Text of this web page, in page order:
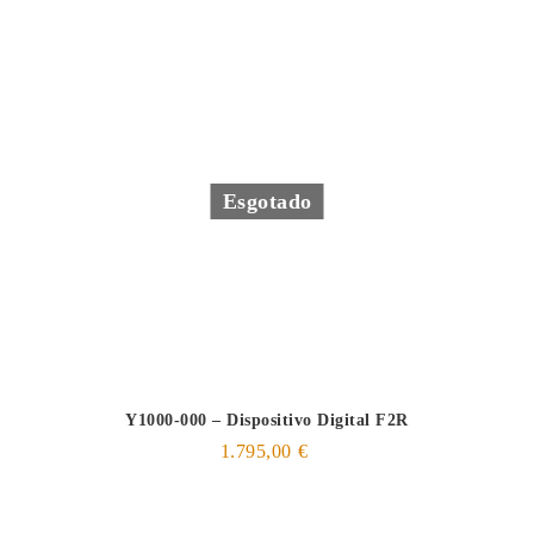
Y1000-000 – Dispositivo Digital F2R
1.795,00 €
Esgotado